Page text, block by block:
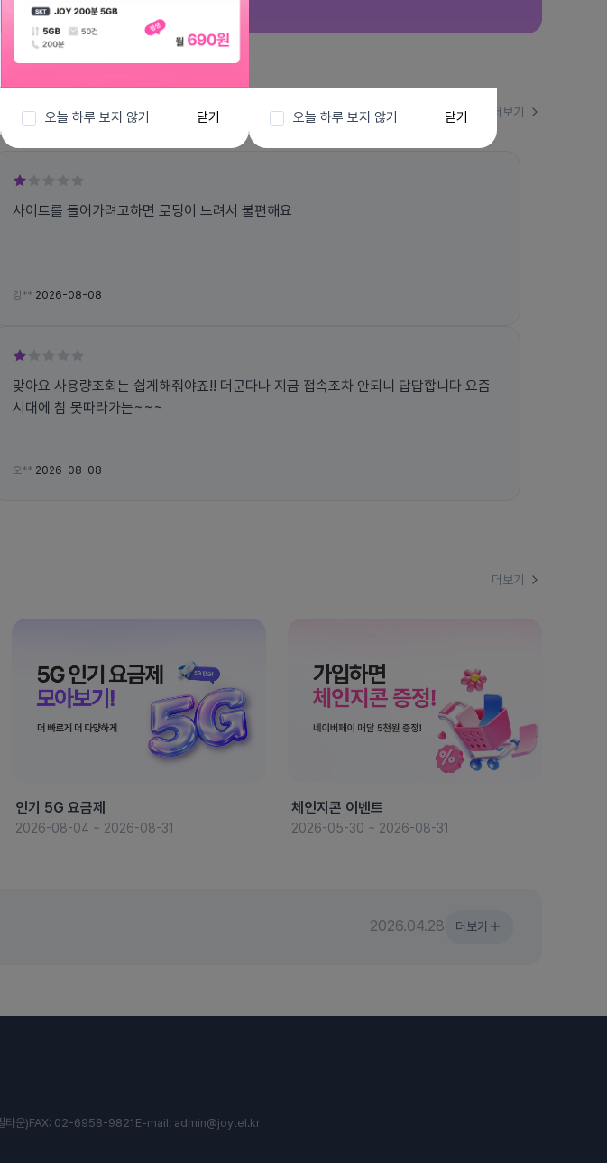
더보기
사이트를 들어가려고하면 로딩이 느려서 불편해요
강** 2026-08-08
맞아요 사용량조회는 쉽게해줘야죠!! 더군다나 지금 접속조차 안되니 답답합니다 요즘
시대에 참 못따라가는~~~
오** 2026-08-08
더보기
인기 5G 요금제
2026-08-04 ~ 2026-08-31
체인지콘 이벤트
2026-05-30 ~ 2026-08-31
2026.04.28 더보기
타운)FAX: 02-6958-9821 E-mail: admin@joytel.kr
오늘 하루 보지 않기 닫기 오늘 하루 보지 않기 닫기